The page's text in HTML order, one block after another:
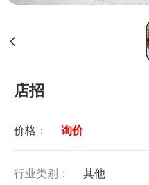
店招
价格： 询价
行业类别：
其他